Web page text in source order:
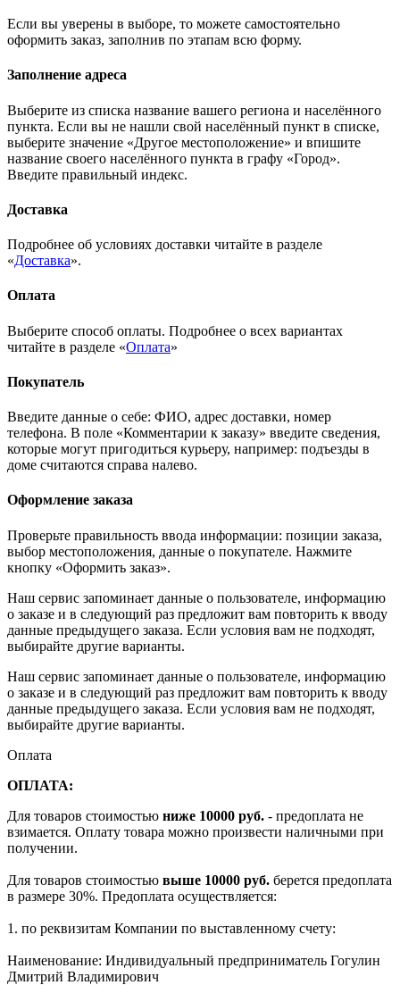
Если вы уверены в выборе, то можете самостоятельно
оформить заказ, заполнив по этапам всю форму.
Заполнение адреса
Выберите из списка название вашего региона и населённого
пункта. Если вы не нашли свой населённый пункт в списке,
выберите значение «Другое местоположение» и впишите
название своего населённого пункта в графу «Город».
Введите правильный индекс.
Доставка
Подробнее об условиях доставки читайте в разделе
«Доставка».
Оплата
Выберите способ оплаты. Подробнее о всех вариантах
читайте в разделе «Оплата»
Покупатель
Введите данные о себе: ФИО, адрес доставки, номер
телефона. В поле «Комментарии к заказу» введите сведения,
которые могут пригодиться курьеру, например: подъезды в
доме считаются справа налево.
Оформление заказа
Проверьте правильность ввода информации: позиции заказа,
выбор местоположения, данные о покупателе. Нажмите
кнопку «Оформить заказ».
Наш сервис запоминает данные о пользователе, информацию
о заказе и в следующий раз предложит вам повторить к вводу
данные предыдущего заказа. Если условия вам не подходят,
выбирайте другие варианты.
Наш сервис запоминает данные о пользователе, информацию
о заказе и в следующий раз предложит вам повторить к вводу
данные предыдущего заказа. Если условия вам не подходят,
выбирайте другие варианты.
Оплата
ОПЛАТА:
Для товаров стоимостью ниже 10000 руб. - предоплата не
взимается. Оплату товара можно произвести наличными при
получении.
Для товаров стоимостью выше 10000 руб. берется предоплата
в размере 30%. Предоплата осуществляется:
1. по реквизитам Компании по выставленному счету:
Наименование: Индивидуальный предприниматель Гогулин
Дмитрий Владимирович